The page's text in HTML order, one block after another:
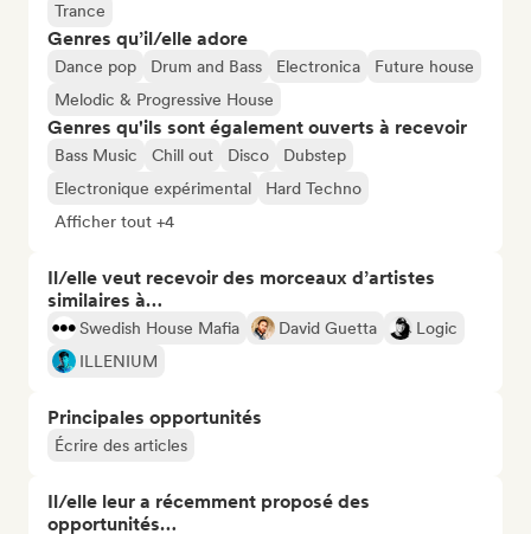
Trance
Genres qu’il/elle adore
Dance pop Drum and Bass Electronica
Future house
Melodic & Progressive House
Genres qu'ils sont également ouverts à recevoir
Bass Music Chill out Disco
Dubstep
Electronique expérimental
Hard Techno
Afficher tout +4
Il/elle veut recevoir des morceaux d’artistes
similaires à…
Swedish House Mafia David Guetta
Logic
ILLENIUM
Principales opportunités
Écrire des articles
Il/elle leur a récemment proposé des
opportunités…